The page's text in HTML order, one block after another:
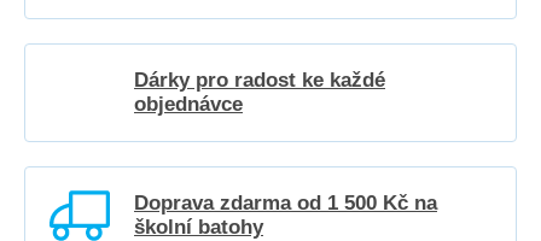
Dárky pro radost ke každé
objednávce
Doprava zdarma od 1 500 Kč na
školní batohy